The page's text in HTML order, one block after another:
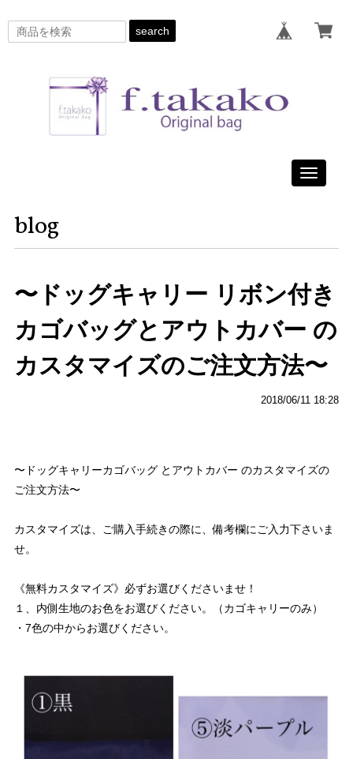
search
Toggle
blog
〜ドッグキャリー リボン付き
カゴバッグとアウトカバー の
カスタマイズのご注文方法〜
2018/06/11 18:28
〜ドッグキャリーカゴバッグ とアウトカバー のカスタマイズの
ご注文方法〜
カスタマイズは、ご購入手続きの際に、備考欄にご入力下さいま
せ。
《無料カスタマイズ》必ずお選びくださいませ！
１、内側生地のお色をお選びください。（カゴキャリーのみ）
・7色の中からお選びください。